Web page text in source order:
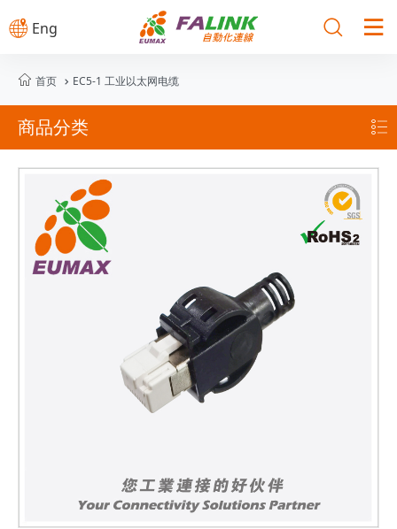
 Eng  
 首页  EC5-1 工业以太网电缆

商品分类